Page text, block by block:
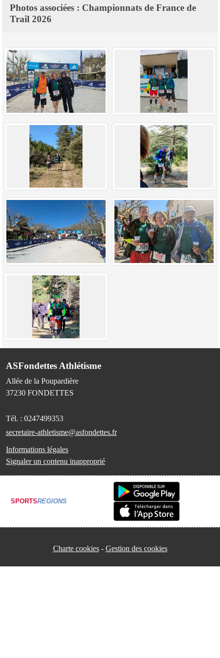
Photos associées : Championnats de France de
Trail 2026
ASFondettes Athlétisme
Allée de la Poupardière
37230 FONDETTES
Tél. : 0247499353
secretaire-athletisme@asfondettes.fr
Informations légales
Signaler un contenu inapproprié
SPORTSREGIONS
Charte cookies Gestion des cookies